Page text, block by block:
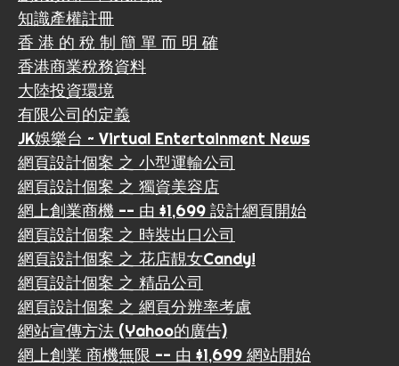
知識產權註冊
香 港 的 稅 制 簡 單 而 明 確
香港商業稅務資料
大陸投資環境
有限公司的定義
JK娛樂台 ~ Virtual Entertainment News
網頁設計個案 之 小型運輸公司
網頁設計個案 之 獨資美容店
網上創業商機 -- 由 $1,699 設計網頁開始
網頁設計個案 之 時裝出口公司
網頁設計個案 之 花店靚女Candy!
網頁設計個案 之 精品公司
網頁設計個案 之 網頁分辨率考慮
網站宣傳方法 (Yahoo的廣告)
網上創業 商機無限 -- 由 $1,699 網站開始